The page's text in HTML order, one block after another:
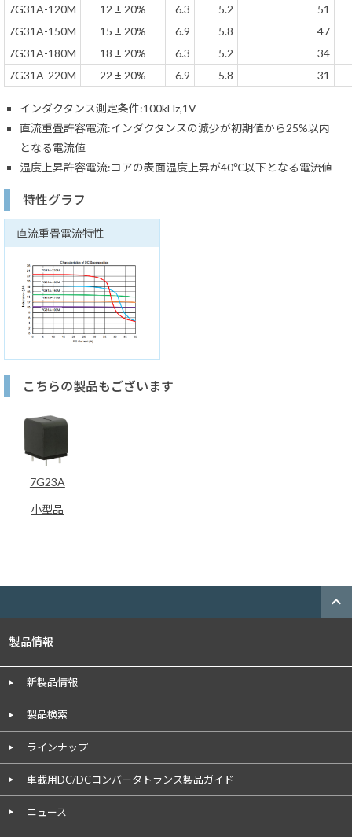
7G31A-120M 12 ± 20% 6.3 5.2
51
7G31A-150M
15 ± 20% 6.9 5.8
47
7G31A-180M
18 ± 20% 6.3 5.2
34
7G31A-220M
22 ± 20% 6.9 5.8 31
インダクタンス測定条件:100kHz,1V
直流重畳許容電流:インダクタンスの減少が初期値から25%以内
となる電流値
温度上昇許容電流:コアの表面温度上昇が40℃以下となる電流値
特性グラフ
直流重畳電流特性
こちらの製品もございます
7G23A
小型品
expand_less
製品情報
新製品情報
製品検索
ラインナップ
車載用DC/DCコンバータトランス製品ガイド
ニュース